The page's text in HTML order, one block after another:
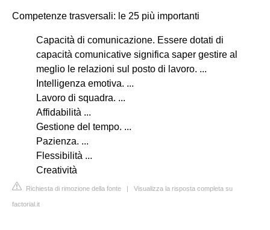
Competenze trasversali: le 25 più importanti
Capacità di comunicazione. Essere dotati di
capacità comunicative significa saper gestire al
meglio le relazioni sul posto di lavoro. ...
Intelligenza emotiva. ...
Lavoro di squadra. ...
Affidabilità ...
Gestione del tempo. ...
Pazienza. ...
Flessibilità ...
Creatività
Richiesta di rimozione della fonte | Visualizza la risposta completa su
factorial.it